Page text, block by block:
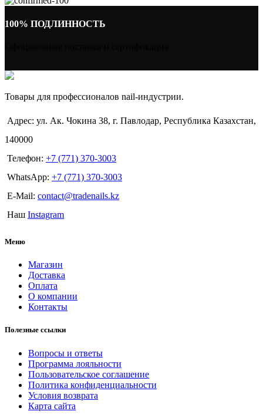
100% ПОДЛИННОСТЬ
Товары для профессионалов nail-индустрии.
Адрес: ул. Ак. Чокина 38, г. Павлодар, Республика Казахстан,
140000
Телефон: +7 (771) 370-3003
WhatsApp: +7 (771) 370-3003
E-Mail: contact@tradenails.kz
Наш Instagram
Меню
Магазин
Доставка
Оплата
О компании
Контакты
Полезные ссылки
Вопросы и ответы
Программа лояльности
Пользовательское соглашение
Политика конфиденциальности
Условия возврата
Карта сайта